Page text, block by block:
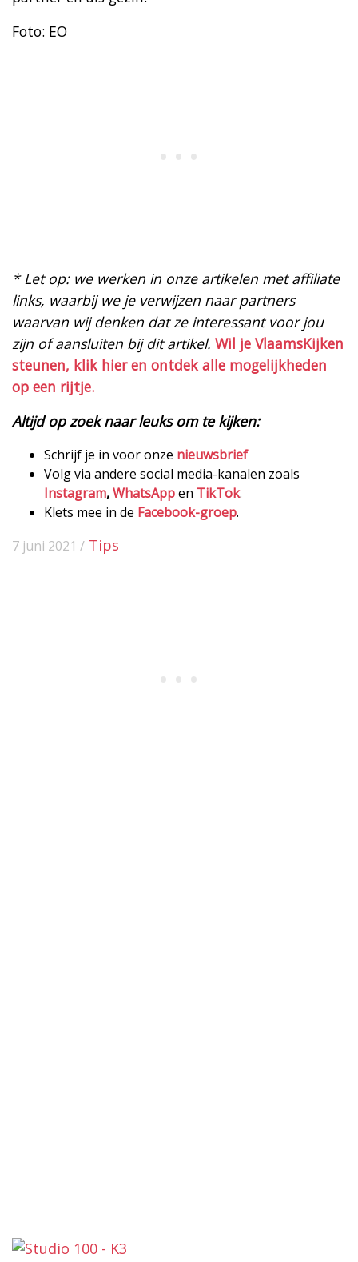
Foto: EO
* Let op: we werken in onze artikelen met affiliate
links, waarbij we je verwijzen naar partners
waarvan wij denken dat ze interessant voor jou
zijn of aansluiten bij dit artikel. Wil je VlaamsKijken
steunen, klik hier en ontdek alle mogelijkheden
op een rijtje.
Altijd op zoek naar leuks om te kijken:
Schrijf je in voor onze nieuwsbrief
Volg via andere social media-kanalen zoals
Instagram,WhatsAppen TikTok.
Klets mee in de Facebook-groep.
7 juni 2021 / Tips